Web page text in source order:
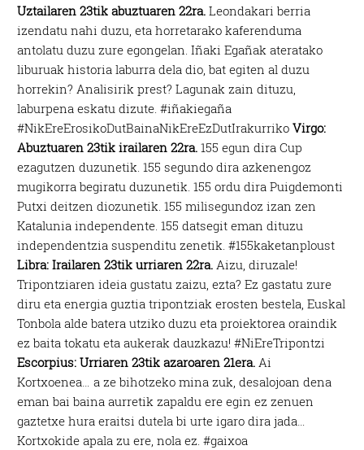
Uztailaren 23tik abuztuaren 22ra. Leondakari berria
izendatu nahi duzu, eta horretarako kaferenduma
antolatu duzu zure egongelan. Iñaki Egañak ateratako
liburuak historia laburra dela dio, bat egiten al duzu
horrekin? Analisirik prest? Lagunak zain dituzu,
laburpena eskatu dizute. #iñakiegaña
#NikEreErosikoDutBainaNikEreEzDutIrakurrikoVirgo:
Abuztuaren 23tik irailaren 22ra. 155 egun dira Cup
ezagutzen duzunetik. 155 segundo dira azkenengoz
mugikorra begiratu duzunetik. 155 ordu dira Puigdemonti
Putxi deitzen diozunetik. 155 milisegundoz izan zen
Katalunia independente. 155 datsegit eman dituzu
independentzia suspenditu zenetik. #155kaketanploust
Libra: Irailaren 23tik urriaren 22ra. Aizu, diruzale!
Tripontziaren ideia gustatu zaizu, ezta? Ez gastatu zure
diru eta energia guztia tripontziak erosten bestela, Euskal
Tonbola alde batera utziko duzu eta proiektorea oraindik
ez baita tokatu eta aukerak dauzkazu! #NiEreTripontzi
Escorpius: Urriaren 23tik azaroaren 21era. Ai
Kortxoenea… a ze bihotzeko mina zuk, desalojoan dena
eman bai baina aurretik zapaldu ere egin ez zenuen
gaztetxe hura eraitsi dutela bi urte igaro dira jada…
Kortxokide apala zu ere, nola ez. #gaixoa